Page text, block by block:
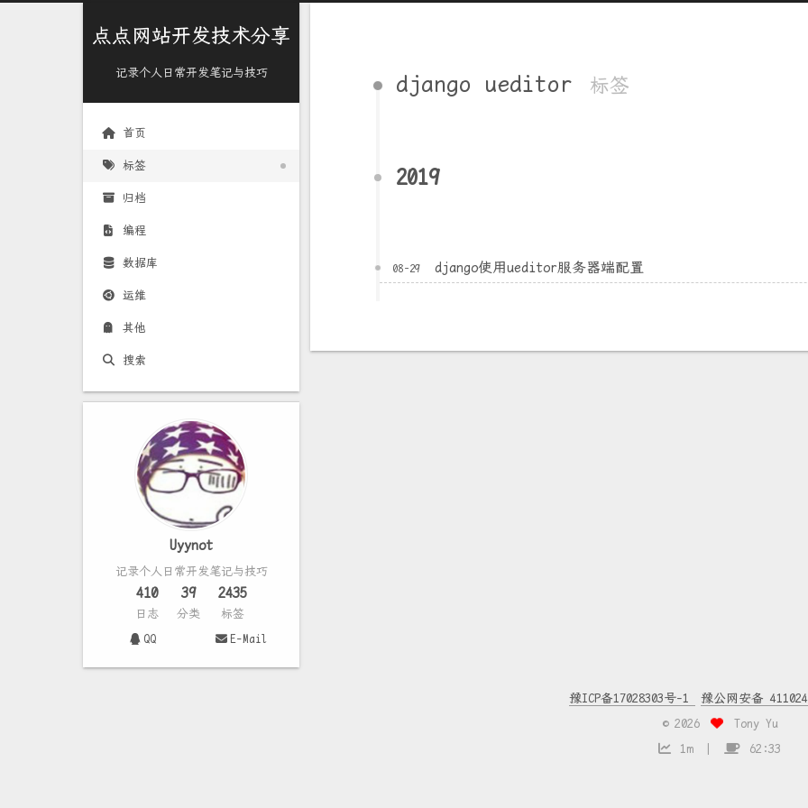
点点网站开发技术分享
记录个人日常开发笔记与技巧
首页
标签
归档
编程
数据库
运维
其他
搜索
Uyynot
记录个人日常开发笔记与技巧
410
日志
39
分类
2435
标签
QQ
E-Mail
django ueditor 标签
2019
08-29 django使用ueditor服务器端配置
豫ICP备17028303号-1
豫公网安备
© 2026
Tony Yu
1m
62:33